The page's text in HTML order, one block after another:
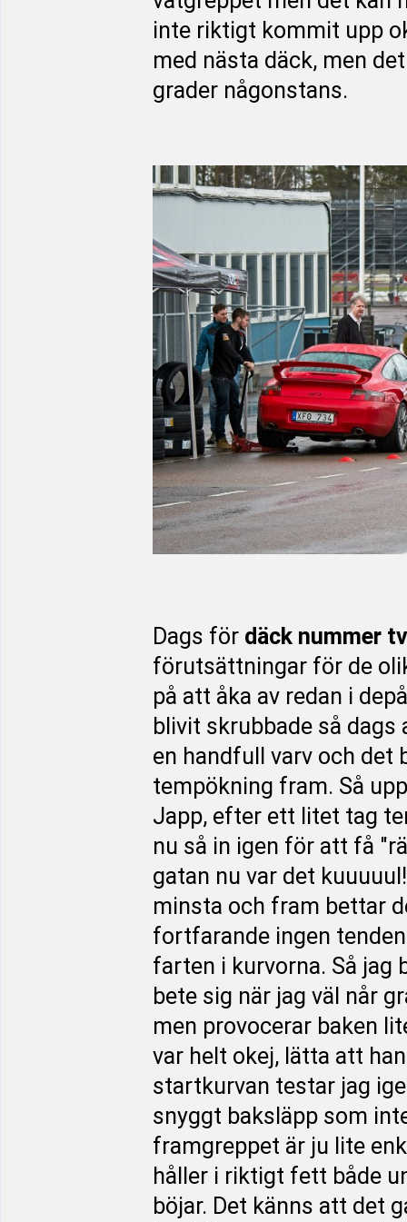
inte riktigt kommit upp
med nästa däck, men
grader någonstans.
Dags för däck nummer
förutsättningar för de
på att åka av redan i
blivit skrubbade så
en handfull varv och det
tempökning fram. Så
Japp, efter ett litet tag
nu så in igen för att få
gatan nu var det
minsta och fram bettar
fortfarande ingen
farten i kurvorna. Så jag
bete sig när jag väl når
men provocerar baken
var helt okej, lätta att
startkurvan testar jag
snyggt baksläpp som
framgreppet är ju lite
håller i riktigt fett både
böjar. Det känns att det